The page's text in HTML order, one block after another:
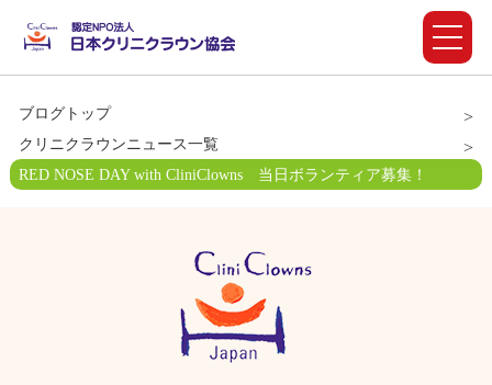
ブログトップ
クリニクラウンニュース一覧
RED NOSE DAY with CliniClowns 当日ボランティア募集！